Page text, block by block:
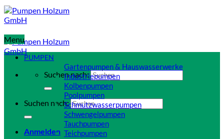
Suchen nach:
Suchen nach:
Anmelden
Menu
PUMPEN
Gartenpumpen & Hauswasserwerke
Industriepumpen
Kolbenpumpen
Poolpumpen
Schmutzwasserpumpen
Schwengelpumpen
Tauchpumpen
Teichpumpen